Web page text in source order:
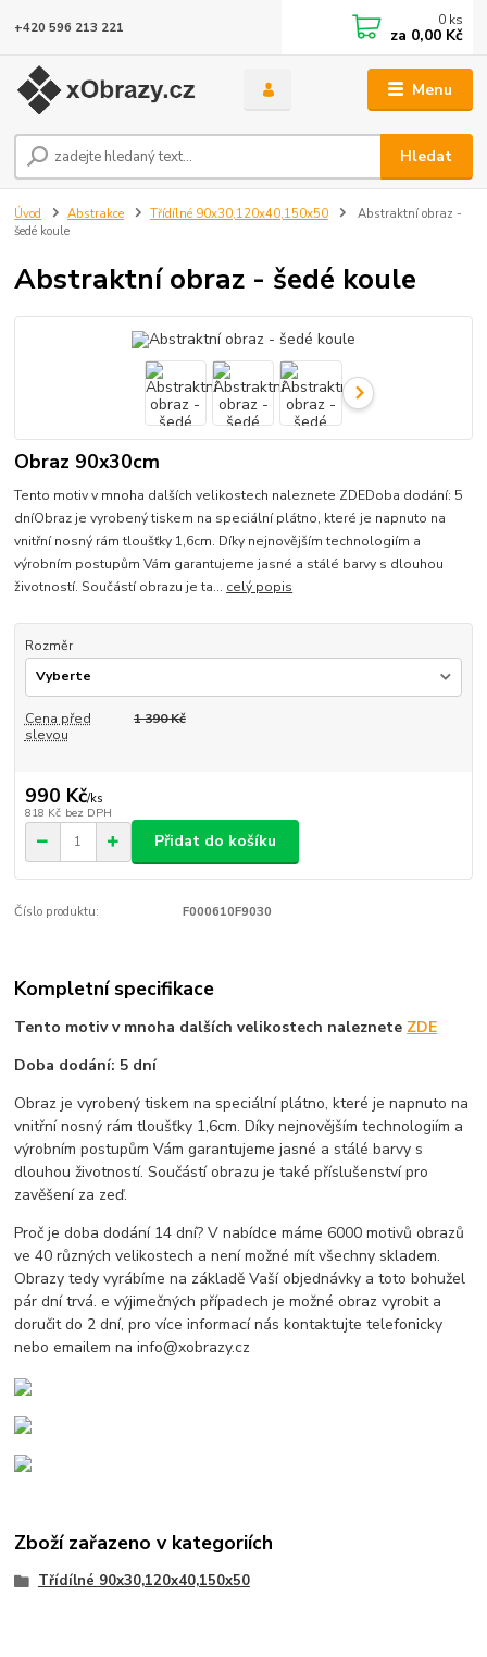
Menu
Hledat
+420 596 213 221 0 ks
za 0,00 Kč
Úvod Abstrakce Třídílné 90x30,120x40,150x50
Abstraktní obraz -
šedé koule
Abstraktní obraz - šedé koule
Obraz 90x30cm
Tento motiv v mnoha dalších velikostech naleznete ZDEDoba dodání: 5
dníObraz je vyrobený tiskem na speciální plátno, které je napnuto na
vnitřní nosný rám tloušťky 1,6cm. Díky nejnovějším technologiím a
výrobním postupům Vám garantujeme jasné a stálé barvy s dlouhou
životností. Součástí obrazu je ta... celý popis
Rozměr
Cena před
slevou
1 390 Kč
990 Kč/ks
818 Kč bez DPH
Přidat do košíku
Číslo produktu: F000610F9030
Kompletní specifikace
Tento motiv v mnoha dalších velikostech naleznete ZDE
Doba dodání: 5 dní
Obraz je vyrobený tiskem na speciální plátno, které je napnuto na
vnitřní nosný rám tloušťky 1,6cm. Díky nejnovějším technologiím a
výrobním postupům Vám garantujeme jasné a stálé barvy s
dlouhou životností. Součástí obrazu je také příslušenství pro
zavěšení za zeď.
Proč je doba dodání 14 dní? V nabídce máme 6000 motivů obrazů
ve 40 různých velikostech a není možné mít všechny skladem.
Obrazy tedy vyrábíme na základě Vaší objednávky a toto bohužel
pár dní trvá. e výjimečných případech je možné obraz vyrobit a
doručit do 2 dní, pro více informací nás kontaktujte telefonicky
nebo emailem na info@xobrazy.cz
Zboží zařazeno v kategoriích
Třídílné 90x30,120x40,150x50